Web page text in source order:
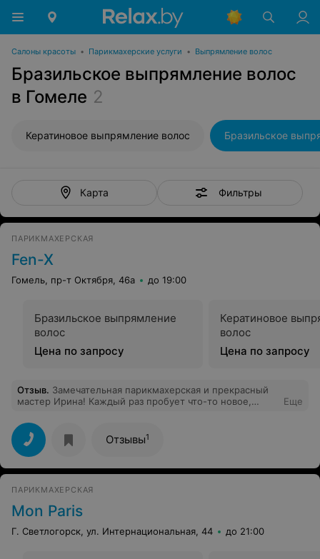
Салоны красоты • Парикмахерские услуги • Выпрямление волос
Бразильское выпрямление волос
в Гомеле 2
Кератиновое выпрямление волос
Карта Фильтры
ПАРИКМАХЕРСКАЯ
Fen-X
Гомель, пр-т Октября, 46а до 19:00
Бразильское выпрямление
волос
Цена по запросу
Кератиновое
волос
Цена по запросу
Отзыв. Замечательная парикмахерская и прекрасный
мастер Ирина! Каждый раз пробует что-то новое,
Также в парикмахерской можно купить средства по
уходу за волосами и получить квалифицированную
консультацию по уходу.
Еще
Отзывы1
ПАРИКМАХЕРСКАЯ
Mon Paris
Г. Светлогорск, ул. Интернациональная, 44 до 21:00